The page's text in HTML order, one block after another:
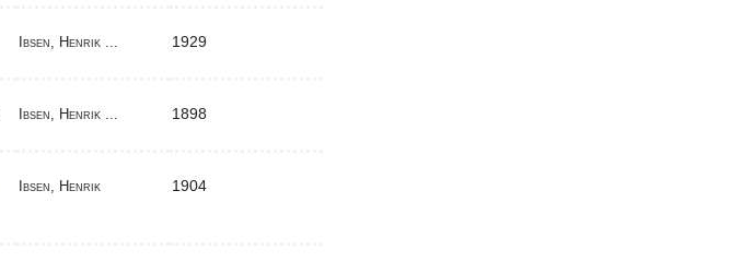
Ibsen, Henrik ... 1929
Ibsen, Henrik ... 1898
Ibsen, Henrik 1904